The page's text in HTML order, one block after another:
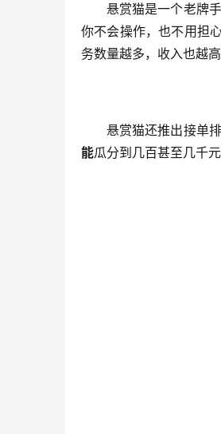
悬赏猫是一个老牌
你不会操作，也不用担
务数量越多，收入也越高
悬赏猫还推出接单
能瓜分到几百甚至几千元